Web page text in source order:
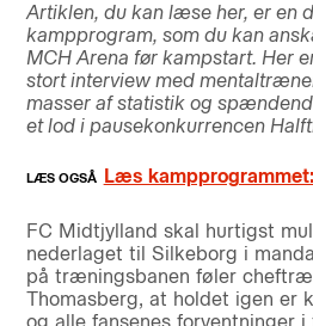
Artiklen, du kan læse her, er en
kampprogram, som du kan
MCH Arena før kampstart. Her
stort interview med
masser af statistik og
et lod i pausekonkurrencen
Læs
FC Midtjylland skal hurtigst
nederlaget til Silkeborg i
på træningsbanen føler
Thomasberg, at holdet igen er
og alle fansenes forventninger